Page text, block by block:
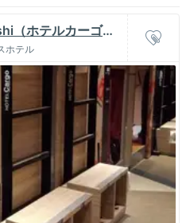
（ホテルカーゴ心
ホテル